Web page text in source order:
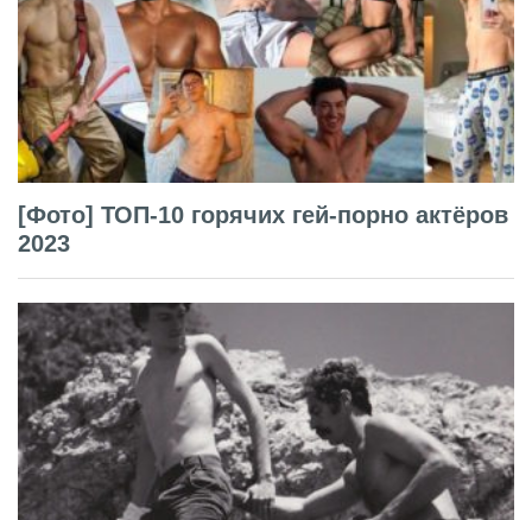
[Фото] ТОП-10 горячих гей-порно актёров
2023